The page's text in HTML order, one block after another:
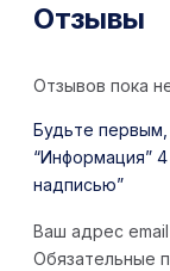
Отзывы
Отзывов пока
Будьте первым,
“Информация”
надписью”
Ваш адрес
Обязательные